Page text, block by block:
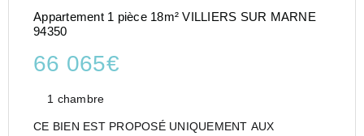
Appartement 1 pièce 18m² VILLIERS SUR MARNE
94350
66 065€
1 chambre
CE BIEN EST PROPOSÉ UNIQUEMENT AUX